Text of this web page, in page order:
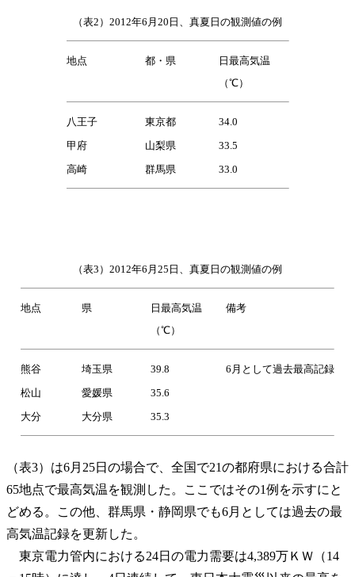
（表2）2012年6月20日、真夏日の観測値の例
地点 都・県
日最高気温
（℃）
八王子 東京都
34.0
甲府
山梨県
33.5
高崎
群馬県 33.0
（表3）2012年6月25日、真夏日の観測値の例
地点 県
日最高気温
（℃）
備考
熊谷 埼玉県 39.8
6月として過去最高記録
松山
愛媛県
35.6
大分
大分県 35.3
（表3）は6月25日の場合で、全国で21の都府県における合計
65地点で最高気温を観測した。ここではその1例を示すにと
どめる。この他、群馬県・静岡県でも6月としては過去の最
高気温記録を更新した。
東京電力管内における24日の電力需要は4,389万ＫＷ（14